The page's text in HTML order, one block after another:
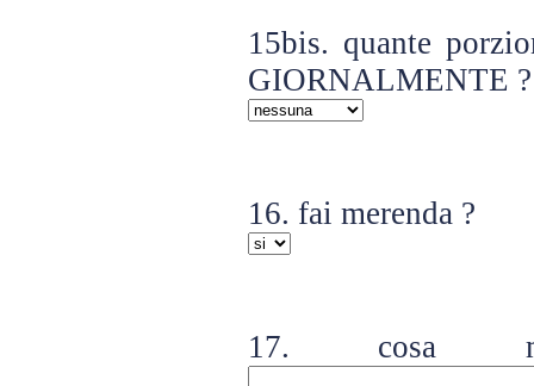
15bis. quante
GIORNALMENTE ?
16. fai merenda ?
17. cosa